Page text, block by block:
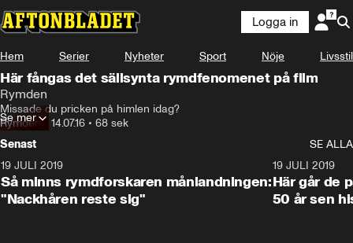
Logga in
Hem Serier Nyheter Sport Nöje Livsstil
Här fångas det sällsynta rymdfenomenet på film
Rymden
Missade du pricken på himlen idag?
Rymden• 14.07.16 • 68 sek
Se mer
Senast
SE ALLA
19 JULI 2019
Så minns rymdforskaren månlandningen:
"Nackhåren reste sig"
19 JULI 2019
Här går de
50 år sen